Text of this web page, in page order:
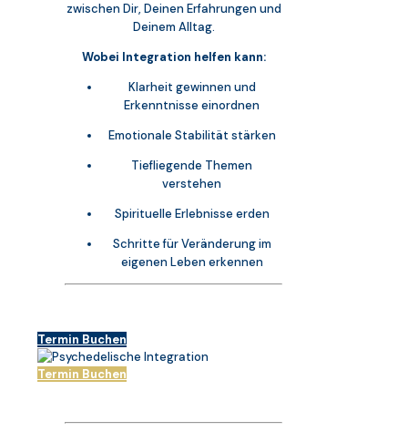
zwischen Dir, Deinen Erfahrungen und
Deinem Alltag.
Wobei Integration helfen kann:
Klarheit gewinnen und
Erkenntnisse einordnen
Emotionale Stabilität stärken
Tiefliegende Themen
verstehen
Spirituelle Erlebnisse erden
Schritte für Veränderung im
eigenen Leben erkennen
Termin Buchen
Termin Buchen